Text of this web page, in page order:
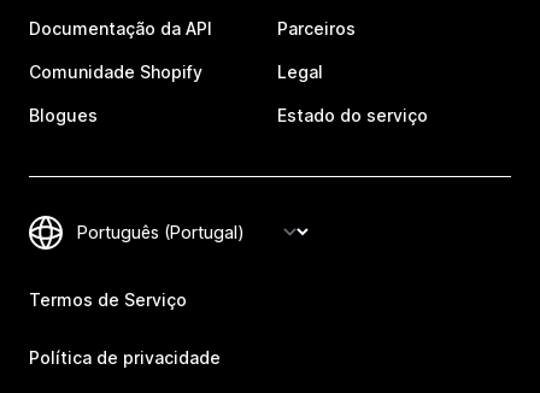
Documentação da API
Comunidade Shopify
Blogues
Parceiros
Legal
Estado do serviço
Termos de Serviço
Política de privacidade